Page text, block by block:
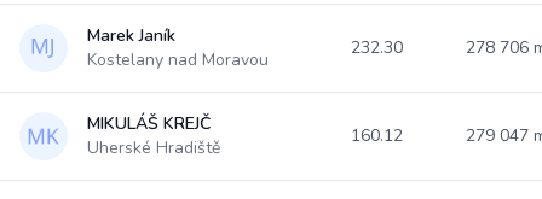
Marek Janík
Kostelany nad Moravou
232.30 278 706
MIKULÁŠ KREJČ
Uherské Hradiště
160.12 279 047